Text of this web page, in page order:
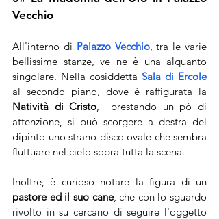
Vecchio
All'interno di Palazzo Vecchio, tra le varie
bellissime stanze, ve ne è una alquanto
singolare. Nella cosiddetta Sala di Ercole
Natività di Cristo ,  prestando un pò di
attenzione, si può scorgere a destra del
dipinto uno strano disco ovale che sembra
fluttuare nel cielo sopra tutta la scena.
pastore ed il suo cane, che con lo sguardo
rivolto in su cercano di seguire l'oggetto